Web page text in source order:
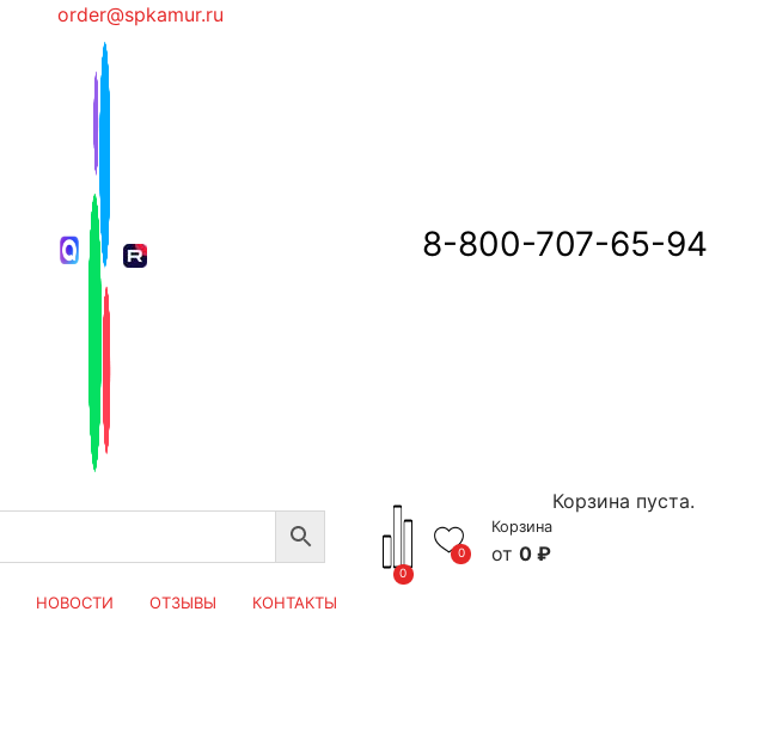
order@spkamur.ru
8-800-707-65-94
0
0
Корзина
0 ₽
Корзина пуста.
НОВОСТИ ОТЗЫВЫ
КОНТАКТЫ